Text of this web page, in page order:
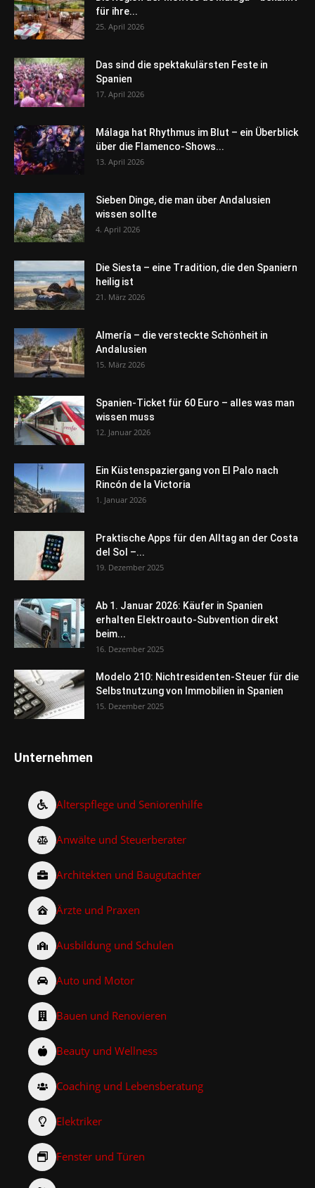
für ihre...
25. April 2026
Das sind die spektakulärsten Feste in
Spanien
17. April 2026
Málaga hat Rhythmus im Blut – ein Überblick
über die Flamenco-Shows...
13. April 2026
Sieben Dinge, die man über Andalusien
wissen sollte
4. April 2026
Die Siesta – eine Tradition, die den Spaniern
heilig ist
21. März 2026
Almería – die versteckte Schönheit in
Andalusien
15. März 2026
Spanien-Ticket für 60 Euro – alles was man
wissen muss
12. Januar 2026
Ein Küstenspaziergang von El Palo nach
Rincón de la Victoria
1. Januar 2026
Praktische Apps für den Alltag an der Costa
del Sol –...
19. Dezember 2025
Ab 1. Januar 2026: Käufer in Spanien
erhalten Elektroauto-Subvention direkt
beim...
16. Dezember 2025
Modelo 210: Nichtresidenten-Steuer für die
Selbstnutzung von Immobilien in Spanien
15. Dezember 2025
Unternehmen
Alterspflege und Seniorenhilfe
Anwälte und Steuerberater
Architekten und Baugutachter
Ärzte und Praxen
Ausbildung und Schulen
Auto und Motor
Bauen und Renovieren
Beauty und Wellness
Coaching und Lebensberatung
Elektriker
Fenster und Türen